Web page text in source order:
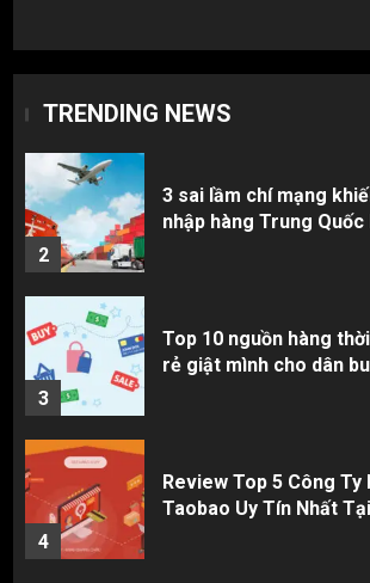
TRENDING NEWS
2
3 sai lầm chí mạng
nhập hàng Trung
3
Top 10 nguồn hàng
rẻ giật mình cho dân
4
Review Top 5 Công Ty
Taobao Uy Tín Nhất Tại
5
Cách thanh toán khi tự
Taobao: Thẻ Visa hay